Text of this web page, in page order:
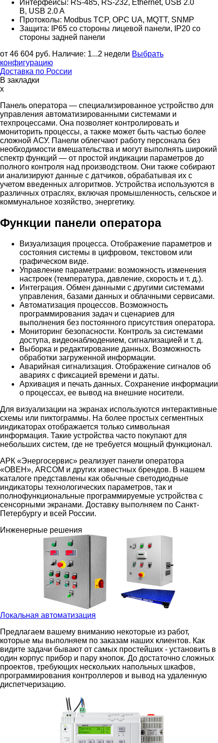
Интерфейсы: RS-485, RS-232, Ethernet, USB 2.0
B, USB 2.0 A
Протоколы: Modbus TCP, OPC UA, MQTT, SNMP
Защита: IP65 со стороны лицевой панели, IP20 со
стороны задней панели
от 46 604 руб. Наличие: 1...2 недели Выбрать
конфигурацию
Доставка по России
В закладки
x
Панель оператора — специализированное устройство для
управления автоматизированными системами и
техпроцессами. Она позволяет контролировать и
мониторить процессы, а также может быть частью более
сложной АСУ. Панели облегчают работу персонала без
необходимости вмешательства и могут выполнять широкий
спектр функций — от простой индикации параметров до
полного контроля над производством. Они также собирают
и анализируют данные с датчиков, обрабатывая их с
учетом введенных алгоритмов. Устройства используются в
различных отраслях, включая промышленность, сельское и
коммунальное хозяйство, энергетику.
Функции панели оператора
Визуализация процесса. Отображение параметров и
состояния системы в цифровом, текстовом или
графическом виде.
Управление параметрами: возможность изменения
настроек (температура, давление, скорость и т. д.).
Интеграция. Обмен данными с другими системами
управления, базами данных и облачными сервисами.
Автоматизация процессов. Возможность
программирования задач и сценариев для
выполнения без постоянного присутствия оператора.
Мониторинг безопасности. Контроль за системами
доступа, видеонаблюдением, сигнализацией и т. д.
Выборка и редактирование данных. Возможность
обработки загруженной информации.
Аварийная сигнализация. Отображение сигналов об
авариях с фиксацией времени и даты.
Архивация и печать данных. Сохранение информации
о процессах, ее вывод на внешние носители.
Для визуализации на экранах используются интерактивные
схемы или пиктограммы. На более простых сегментных
индикаторах отображается только символьная
информация. Такие устройства часто покупают для
небольших систем, где не требуется мощный функционал.
АРК «Энергосервис» реализует панели оператора
«ОВЕН», ARCOM и других известных брендов. В нашем
каталоге представлены как обычные светодиодные
индикаторы технологических параметров, так и
полнофункциональные программируемые устройства с
сенсорными экранами. Доставку выполняем по Санкт-
Петербургу и всей России.
Инженерные решения
Локальная автоматизация
Предлагаем вашему вниманию некоторые из работ,
которые мы выполняем по заказам наших клиентов. Как
видите задачи бывают от самых простейших - установить в
один корпус прибор и пару кнопок. До достаточно сложных
проектов, требующих нескольких напольных шкафов,
программирования контроллеров и вывод на удаленную
диспетчеризацию.